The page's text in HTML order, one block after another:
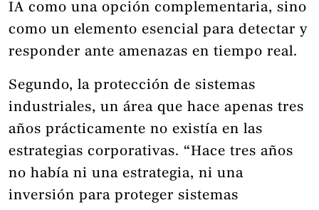
IA como una opción complementaria, sino
como un elemento esencial para detectar y
responder ante amenazas en tiempo real.
Segundo, la protección de sistemas
industriales, un área que hace apenas tres
años prácticamente no existía en las
estrategias corporativas. “Hace tres años
no había ni una estrategia, ni una
inversión para proteger sistemas